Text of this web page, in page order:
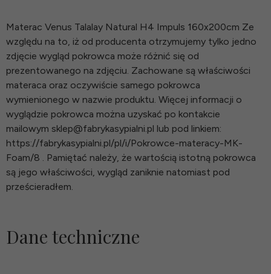
Materac Venus Talalay Natural H4 Impuls 160x200cm Ze
względu na to, iż od producenta otrzymujemy tylko jedno
zdjęcie wygląd pokrowca może różnić się od
prezentowanego na zdjęciu. Zachowane są właściwości
materaca oraz oczywiście samego pokrowca
wymienionego w nazwie produktu. Więcej informacji o
wyglądzie pokrowca można uzyskać po kontakcie
mailowym sklep@fabrykasypialni.pl lub pod linkiem:
https://fabrykasypialni.pl/pl/i/Pokrowce-materacy-MK-
Foam/8 . Pamiętać należy, że wartością istotną pokrowca
są jego właściwości, wygląd zaniknie natomiast pod
prześcieradłem.
Dane techniczne